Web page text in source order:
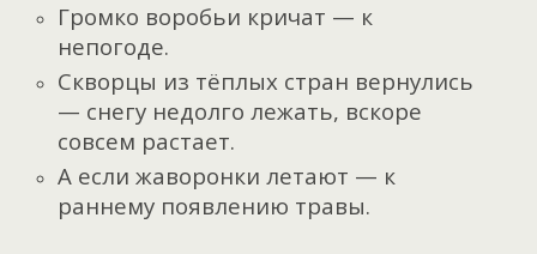
Громко воробьи кричат — к
непогоде.
Скворцы из тёплых стран вернулись
— снегу недолго лежать, вскоре
совсем растает.
А если жаворонки летают — к
раннему появлению травы.